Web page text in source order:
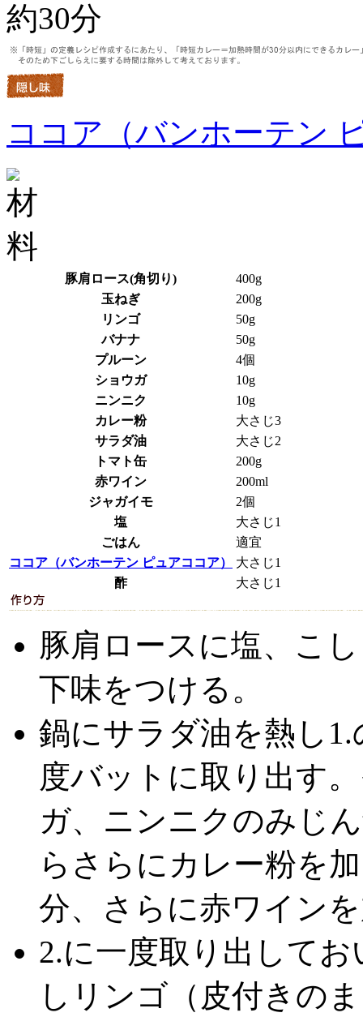
約30分
ココア（バンホーテン
豚肩ロース(角切り)
400g
玉ねぎ
200g
リンゴ
50g
バナナ
50g
プルーン
4個
ショウガ
10g
ニンニク
10g
カレー粉
大さじ3
サラダ油
大さじ2
トマト缶
200g
赤ワイン
200ml
ジャガイモ
2個
塩
大さじ1
ごはん
適宜
ココア（バンホーテン ピュアココア）
大さじ1
酢
大さじ1
豚肩ロースに塩、こ
下味をつける。
鍋にサラダ油を熱し
度バットに取り出す
ガ、ニンニクのみじ
らさらにカレー粉を
分、さらに赤ワイン
2.に一度取り出して
しリンゴ（皮付きの